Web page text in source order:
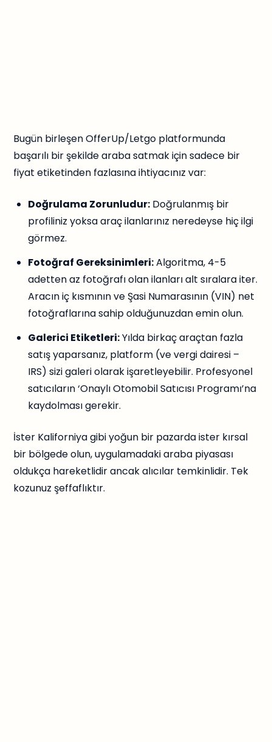
Bugün birleşen OfferUp/Letgo platformunda
başarılı bir şekilde araba satmak için sadece bir
fiyat etiketinden fazlasına ihtiyacınız var:
Doğrulama Zorunludur: Doğrulanmış bir
profiliniz yoksa araç ilanlarınız neredeyse hiç ilgi
görmez.
Fotoğraf Gereksinimleri:Algoritma, 4-5
adetten az fotoğrafı olan ilanları alt sıralara iter.
Aracın iç kısmının ve Şasi Numarasının (VIN) net
fotoğraflarına sahip olduğunuzdan emin olun.
Galerici Etiketleri:Yılda birkaç araçtan fazla
satış yaparsanız, platform (ve vergi dairesi –
IRS) sizi galeri olarak işaretleyebilir. Profesyonel
satıcıların ‘Onaylı Otomobil Satıcısı Programı’na
kaydolması gerekir.
İster Kaliforniya gibi yoğun bir pazarda ister kırsal
bir bölgede olun, uygulamadaki araba piyasası
oldukça hareketlidir ancak alıcılar temkinlidir. Tek
kozunuz şeffaflıktır.